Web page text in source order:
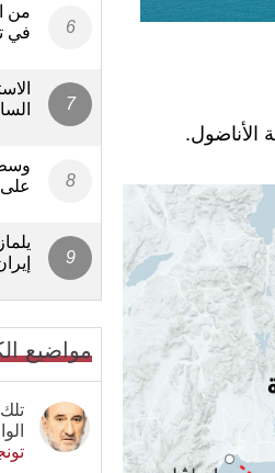
من
في
وسط
على
مواضيع